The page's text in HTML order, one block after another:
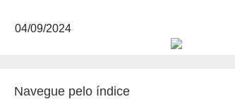
04/09/2024
Navegue pelo índice